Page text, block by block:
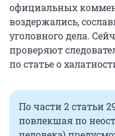
официальных
воздержались,
уголовного дела.
проверяют
по статье о
По части 2 статьи
повлекшая по